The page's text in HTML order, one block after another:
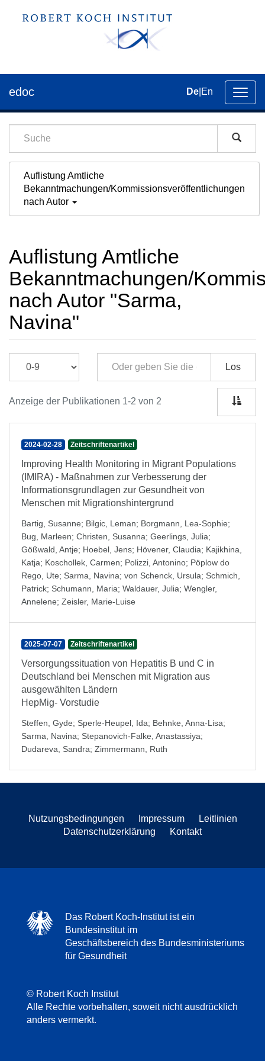
der
edoc De En
Auflistung Amtliche
Bekanntmachungen/Kommissionsveröffentlichungen
nach Autor
Auflistung Amtliche
Bekanntmachungen/
nach Autor "Sarma,
Navina"
Los
Anzeige der Publikationen 1-2 von 2
2024-02-28 Zeitschriftenartikel
Improving Health Monitoring in Migrant Populations
(IMIRA) - Maßnahmen zur Verbesserung der
Informationsgrundlagen zur Gesundheit von
Menschen mit Migrationshintergrund
Bartig, Susanne; Bilgic, Leman; Borgmann, Lea-Sophie;
Bug, Marleen; Christen, Susanna; Geerlings, Julia;
Gößwald, Antje; Hoebel, Jens; Hövener, Claudia; Kajikhina,
Katja; Koschollek, Carmen; Polizzi, Antonino; Pöplow do
Rego, Ute; Sarma, Navina; von Schenck, Ursula; Schmich,
Patrick; Schumann, Maria; Waldauer, Julia; Wengler,
Annelene; Zeisler, Marie-Luise
2025-07-07 Zeitschriftenartikel
Versorgungssituation von Hepatitis B und C in
Deutschland bei Menschen mit Migration aus
ausgewählten Ländern
HepMig- Vorstudie
Steffen, Gyde; Sperle-Heupel, Ida; Behnke, Anna-Lisa;
Sarma, Navina; Stepanovich-Falke, Anastassiya;
Dudareva, Sandra; Zimmermann, Ruth
Nutzungsbedingungen Impressum
Leitlinien
Datenschutzerklärung
Kontakt
Das Robert Koch-Institut ist ein
Bundesinstitut im
Geschäftsbereich des Bundesministeriums
für Gesundheit
© Robert Koch Institut
Alle Rechte vorbehalten, soweit nicht ausdrücklich
anders vermerkt.